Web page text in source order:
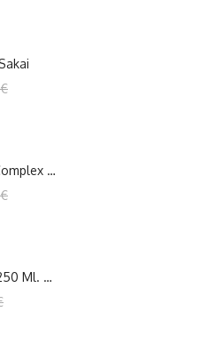
Vitamina B75 Complex 90 Cápsulas Vermont
Mastoprotect 250 Ml. Espadiet